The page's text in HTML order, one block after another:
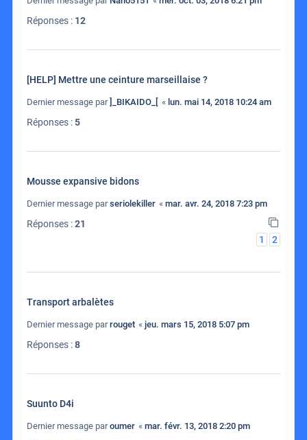
Réponses : 12
[HELP] Mettre une ceinture marseillaise ?
Dernier message par]_BIKAIDO_[ « lun. mai 14, 2018 10:24 am
Réponses :5
Mousse expansive bidons
Dernier message parseriolekiller « mar. avr. 24, 2018 7:23 pm
Réponses :21
1
2
Transport arbalètes
Dernier message parrouget « jeu. mars 15, 2018 5:07 pm
Réponses :8
Suunto D4i
Dernier message paroumer « mar. févr. 13, 2018 2:20 pm